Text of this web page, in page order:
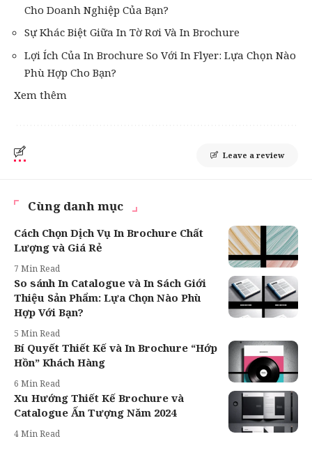
Cho Doanh Nghiệp Của Bạn?
Sự Khác Biệt Giữa In Tờ Rơi Và In Brochure
Lợi Ích Của In Brochure So Với In Flyer: Lựa Chọn Nào
Phù Hợp Cho Bạn?
Xem thêm
Leave a review
Cùng danh mục
Cách Chọn Dịch Vụ In Brochure Chất
Lượng và Giá Rẻ
7 Min Read
So sánh In Catalogue và In Sách Giới
Thiệu Sản Phẩm: Lựa Chọn Nào Phù
Hợp Với Bạn?
5 Min Read
Bí Quyết Thiết Kế và In Brochure “Hớp
Hồn” Khách Hàng
6 Min Read
Xu Hướng Thiết Kế Brochure và
Catalogue Ấn Tượng Năm 2024
4 Min Read